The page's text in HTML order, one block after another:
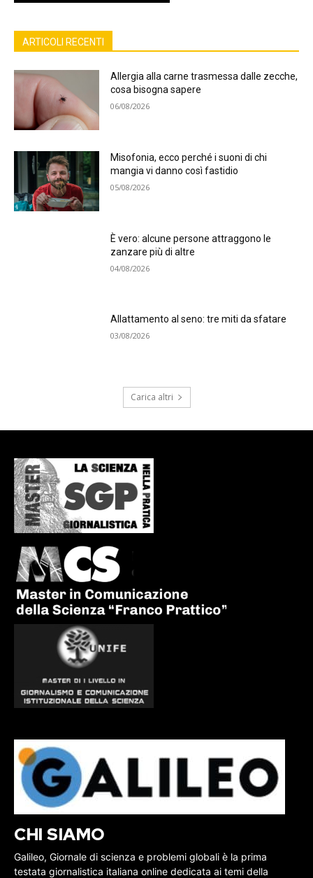
ARTICOLI RECENTI
Allergia alla carne trasmessa dalle zecche,
cosa bisogna sapere
06/08/2026
Misofonia, ecco perché i suoni di chi
mangia vi danno così fastidio
05/08/2026
È vero: alcune persone attraggono le
zanzare più di altre
04/08/2026
Allattamento al seno: tre miti da sfatare
03/08/2026
Carica altri
CHI SIAMO
Galileo, Giornale di scienza e problemi globali è la prima
testata giornalistica italiana online dedicata ai temi della